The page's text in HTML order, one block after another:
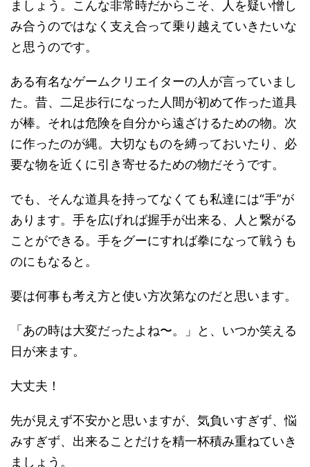
ましょう。こんな非常時だからこそ、人を疑い憎し
み合うのではなく支え合って乗り越えていきたいな
と思うのです。
ある有名なゲームクリエイターの人が言っていまし
た。昔、二足歩行になった人間が初めて作った道具
が棒。それは危険を自分から遠ざけるための物。次
に作ったのが縄。大切なものを縛っておいたり、必
要な物を近くに引き寄せるための物だそうです。
でも、そんな道具を持ってなくても私達には“手”が
あります。手を広げれば握手が出来る、人と繋がる
ことができる。手をグーにすれば拳になって戦うも
のにもなると。
要は何事も考え方と使い方次第なのだと思います。
「あの時は大変だったよね〜。」と、いつか笑える
日が来ます。
大丈夫！
先が見えず不安かと思いますが、気負いすぎず、悩
みすぎず、出来ることだけを精一杯積み重ねていき
ましょう。